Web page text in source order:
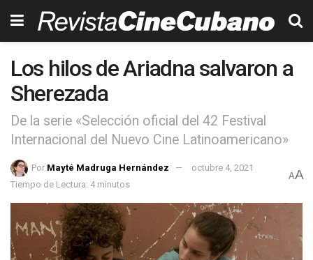
Los hilos de Ariadna salvaron a
Sherezada
De la serie «Selección oficial del 42 Festival
Internacional del Nuevo Cine Latinoamericano»
Por Mayté Madruga Hernández
octubre 4, 2021
Tiempo de Lectura: 4 minutos
AA